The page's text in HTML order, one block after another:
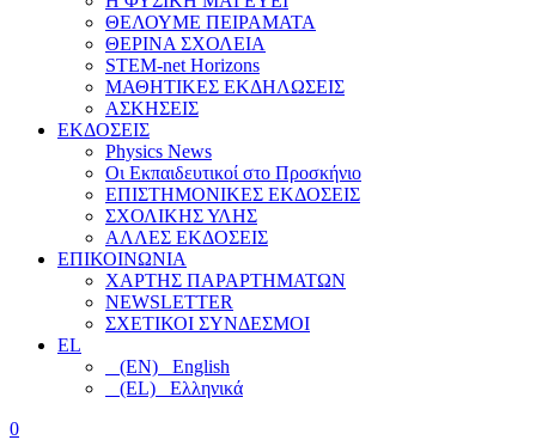
ΘΕΛΟΥΜΕ ΠΕΙΡΑΜΑΤΑ
ΘΕΡΙΝΑ ΣΧΟΛΕΙΑ
STEM-net Horizons
ΜΑΘΗΤΙΚΕΣ ΕΚΔΗΛΩΣΕΙΣ
ΑΣΚΗΣΕΙΣ
ΕΚΔΟΣΕΙΣ
Physics News
Οι Εκπαιδευτικοί στο Προσκήνιο
ΕΠΙΣΤΗΜΟΝΙΚΕΣ ΕΚΔΟΣΕΙΣ
ΣΧΟΛΙΚΗΣ ΥΛΗΣ
ΑΛΛΕΣ ΕΚΔΟΣΕΙΣ
ΕΠΙΚΟΙΝΩΝΙΑ
ΧΑΡΤΗΣ ΠΑΡΑΡΤΗΜΑΤΩΝ
NEWSLETTER
ΣΧΕΤΙΚΟΙ ΣΥΝΔΕΣΜΟΙ
EL
(EN) English
(EL) Ελληνικά
0